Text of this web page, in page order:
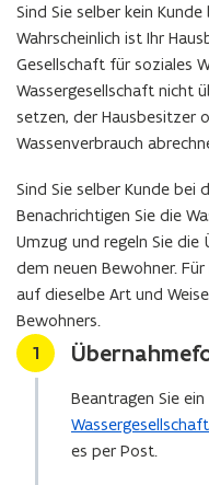
t
i
n
n
e
u
m
e
r
)
Sind Sie selber kein
Wahrscheinlich ist Ihr
Gesellschaft für soziales
Wassergesellschaft nicht
setzen, der Hausbesitzer
Wassenverbrauch
Sind Sie selber Kunde bei
Benachrichtigen Sie die
Umzug und regeln Sie die
dem neuen Bewohner.
auf dieselbe Art und
Bewohners.
Stap
1
Beantragen Sie
es per Post.